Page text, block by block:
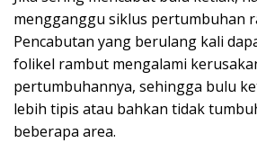
mengganggu siklus pertumbuhan
Pencabutan yang berulang kali
folikel rambut mengalami
pertumbuhannya, sehingga bulu
lebih tipis atau bahkan tidak
beberapa area.